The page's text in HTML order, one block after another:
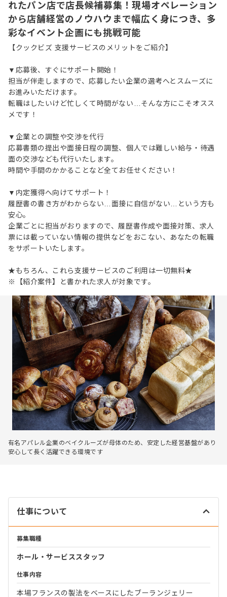
れたパン店で店長候補募集！現場オペレーション
から店舗経営のノウハウまで幅広く身につき、多
彩なイベント企画にも挑戦可能
【クックビズ 支援サービスのメリットをご紹介】
▼応募後、すぐにサポート開始！
担当が伴走しますので、応募したい企業の選考へとスムーズに
お進みいただけます。
転職はしたいけど忙しくて時間がない…そんな方にこそオスス
メです！
▼企業との調整や交渉を代行
応募書類の提出や面接日程の調整、個人では難しい給与・待遇
面の交渉なども代行いたします。
時間や手間のかかることなど全てお任せください！
▼内定獲得へ向けてサポート！
履歴書の書き方がわからない…面接に自信がない…という方も
安心。
企業ごとに担当がおりますので、履歴書作成や面接対策、求人
票には載っていない情報の提供などをおこない、あなたの転職
をサポートいたします。
★もちろん、これら支援サービスのご利用は一切無料★
※【紹介案件】と書かれた求人が対象です。
有名アパレル企業のベイクルーズが母体のため、安定した経営基盤があり
安心して長く活躍できる環境です
仕事について
募集職種
ホール・サービススタッフ
仕事内容
本場フランスの製法をベースにしたブーランジェリー